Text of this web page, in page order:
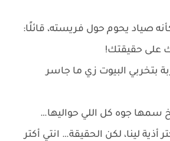
صياد يحوم حول فريسته، قائلًا:
على حقيقتك!
بتخربي البيوت زي ما جاسر
سمها جوه كل اللي حواليها…
أذية لينا، لكن الحقيقة… انتي أكتر